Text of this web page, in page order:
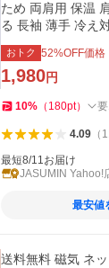
ため 両肩用 保温
る 長袖 薄手 冷え
246
おトク 52%OFF価格
1,980円
10% （ 180pt）
4.09（
最短8/11お届け
JASUMIN Yahoo!
最安値
送料無料 磁気 ネ